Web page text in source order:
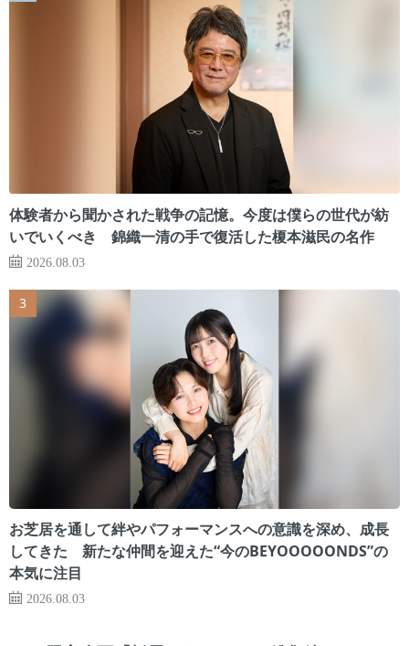
体験者から聞かされた戦争の記憶。今度は僕らの世代が紡
いでいくべき 錦織一清の手で復活した榎本滋民の名作
2026.08.03
お芝居を通して絆やパフォーマンスへの意識を深め、成長
してきた 新たな仲間を迎えた“今のBEYOOOOONDS”の
本気に注目
2026.08.03